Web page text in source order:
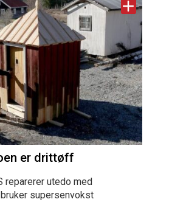
er drittøff
reparerer utedo med
supersenvokst